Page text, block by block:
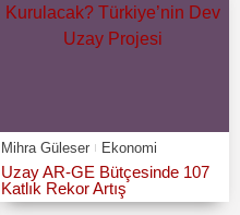
Mihra Güleser Ekonomi
Uzay AR-GE Bütçesinde 107
Katlık Rekor Artış